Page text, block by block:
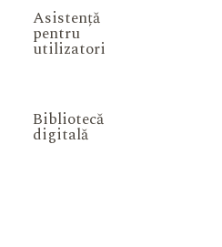
Asistență
pentru
utilizatori
Bibliotecă
digitală